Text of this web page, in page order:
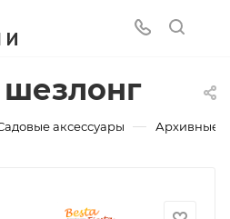
аксессуары — Архивные